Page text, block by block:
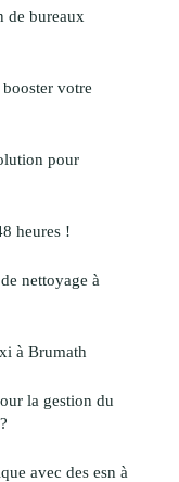
de bureaux
votre
pour
heures !
nettoyage à
à Brumath
la gestion du
avec des esn à